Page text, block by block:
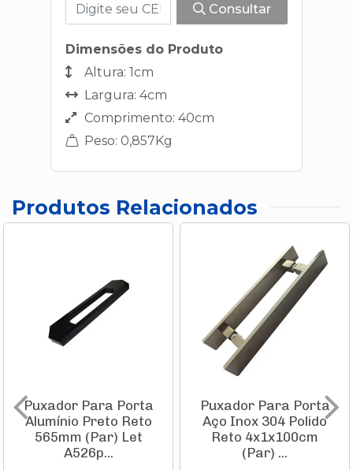
Consultar
Dimensões do Produto
Altura: 1cm
Largura: 4cm
Comprimento: 40cm
Peso: 0,857Kg
Produtos Relacionados
Puxador Para Porta
Alumínio Preto Reto
565mm (Par) Let
A526p...
Puxador Para Porta
Aço Inox 304 Polido
Reto 4x1x100cm
(Par) ...